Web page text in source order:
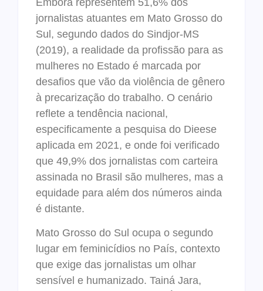
jornalistas atuantes em Mato Grosso do
Sul, segundo dados do Sindjor-MS
(2019), a realidade da profissão para as
mulheres no Estado é marcada por
desafios que vão da violência de gênero
à precarização do trabalho. O cenário
reflete a tendência nacional,
especificamente a pesquisa do Dieese
aplicada em 2021, e onde foi verificado
que 49,9% dos jornalistas com carteira
assinada no Brasil são mulheres, mas a
equidade para além dos números ainda
é distante.
Mato Grosso do Sul ocupa o segundo
lugar em feminicídios no País, contexto
que exige das jornalistas um olhar
sensível e humanizado. Tainá Jara,